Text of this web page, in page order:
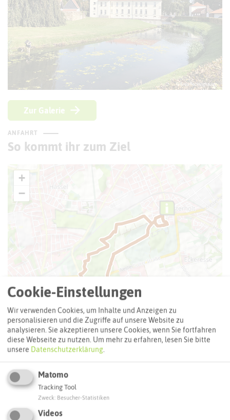
© Kreis Recklinghausen
Zur Galerie
ANFAHRT
So kommt ihr zum Ziel
+
−
Cookie-Einstellungen
Wir verwenden Cookies, um Inhalte und Anzeigen zu
personalisieren und die Zugriffe auf unsere Website zu
analysieren. Sie akzeptieren unsere Cookies, wenn Sie fortfahren
diese Webseite zu nutzen. Um mehr zu erfahren, lesen Sie bitte
unsere Datenschutzerklärung.
Matomo
Tracking Tool
Zweck Besucher-Statistiken
Videos